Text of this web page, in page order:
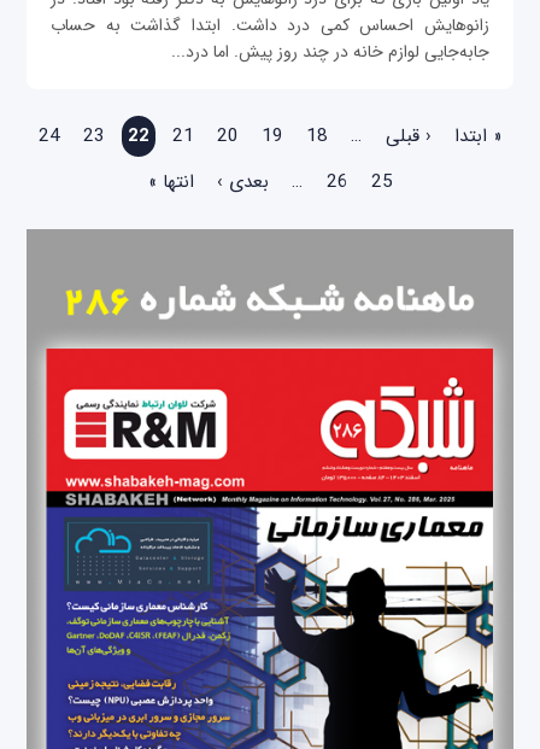
زانوهایش احساس کمی درد داشت. ابتدا گذاشت به حساب
جابه‌جایی لوازم خانه در چند روز پیش. اما درد...
صفحه‌ها
« ابتدا ‹ قبلی …
18
19
20
21
22
23
24
25
26
… بعدی › انتها »